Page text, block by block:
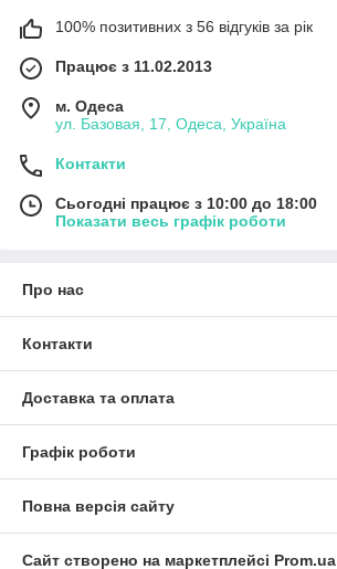
100% позитивних з 56 відгуків за рік
Працює з 11.02.2013
м. Одеса
ул. Базовая, 17, Одеса, Україна
Контакти
Сьогодні працює з 10:00 до 18:00
Показати весь графік роботи
Про нас
Контакти
Доставка та оплата
Графік роботи
Повна версія сайту
Сайт створено на маркетплейсі Prom.ua